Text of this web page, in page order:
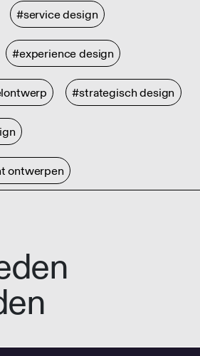
#service design
#experience design
#strategisch design
ontwerpen